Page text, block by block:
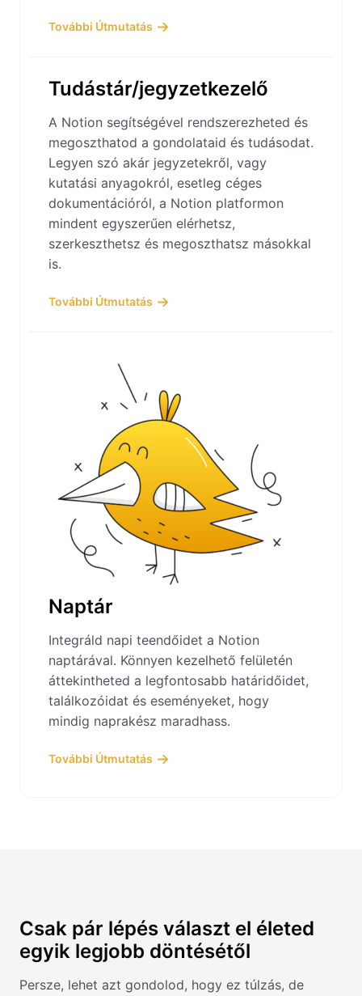
További Útmutatás
Tudástár/jegyzetkezelő
A Notion segítségével rendszerezheted és
megoszthatod a gondolataid és tudásodat.
Legyen szó akár jegyzetekről, vagy
kutatási anyagokról, esetleg céges
dokumentációról, a Notion platformon
mindent egyszerűen elérhetsz,
szerkeszthetsz és megoszthatsz másokkal
is.
További Útmutatás
Naptár
Integráld napi teendőidet a Notion
naptárával. Könnyen kezelhető felületén
áttekintheted a legfontosabb határidőidet,
találkozóidat és eseményeket, hogy
mindig naprakész maradhass.
További Útmutatás
Csak pár lépés választ el életed
egyik legjobb döntésétől
Persze, lehet azt gondolod, hogy ez túlzás, de